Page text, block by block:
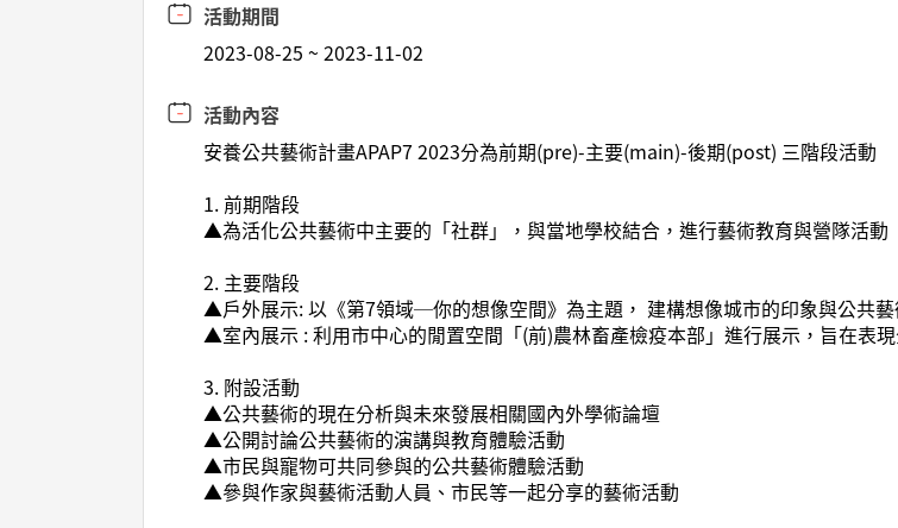
活動期間
2023-08-25 ~ 2023-11-02
活動內容
安養公共藝術計畫APAP7 2023分為前期(pre)-主要(main)-後期(post) 三階段活動
1. 前期階段
▲為活化公共藝術中主要的「社群」，與當地學校結合，進行藝術教育與營隊活動
2. 主要階段
▲戶外展示: 以《第7領域─你的想像空間》為主題， 建構想像城市的印象與公共
▲室內展示 : 利用市中心的閒置空間「(前)農林畜產檢疫本部」進行展示，旨在表
3. 附設活動
▲公共藝術的現在分析與未來發展相關國內外學術論壇
▲公開討論公共藝術的演講與教育體驗活動
▲市民與寵物可共同參與的公共藝術體驗活動
▲參與作家與藝術活動人員、市民等一起分享的藝術活動